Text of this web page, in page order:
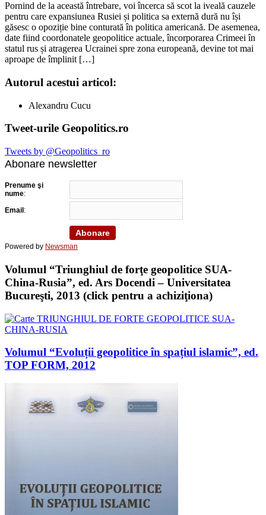
Pornind de la această întrebare, voi încerca să scot la iveală cauzele
pentru care expansiunea Rusiei și politica sa externă dură nu își
găsesc o opoziție bine conturată în politica americană. De asemenea,
date fiind coordonatele geopolitice actuale, încorporarea Crimeei în
statul rus și atragerea Ucrainei spre zona europeană, devine tot mai
aproape de împlinit […]
Autorul acestui articol:
Alexandru Cucu
Tweet-urile Geopolitics.ro
Tweets by @Geopolitics_ro
Abonare newsletter
Prenume şi
nume:
Email :
Powered by Newsman
Volumul “Triunghiul de forţe geopolitice SUA-
China-Rusia”, ed. Ars Docendi – Universitatea
Bucureşti, 2013 (click pentru a achiziţiona)
Volumul “Evoluții geopolitice în spațiul islamic”, ed.
TOP FORM, 2012